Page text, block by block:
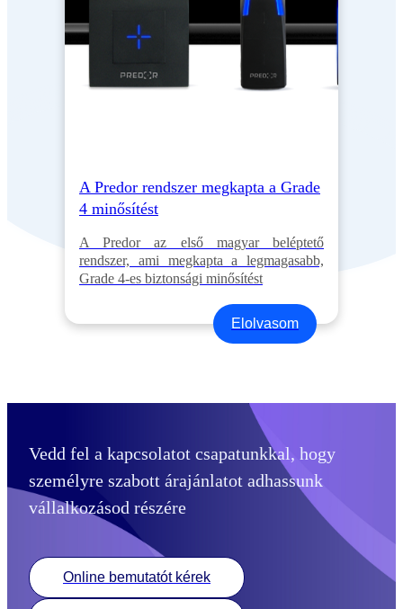
A Predor rendszer megkapta a Grade
4 minősítést
A Predor az első magyar beléptető
rendszer, ami megkapta a legmagasabb,
Grade 4-es biztonsági minősítést
Elolvasom
Vedd fel a kapcsolatot csapatunkkal, hogy
személyre szabott árajánlatot adhassunk
vállalkozásod részére
Online bemutatót kérek